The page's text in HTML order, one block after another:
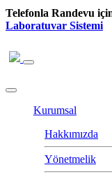
Telefonla Randevu
Laboratuvar Sistemi
Kurumsal
Hakkımızda
Yönetmelik